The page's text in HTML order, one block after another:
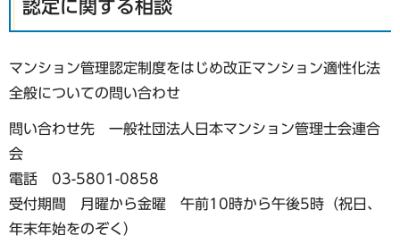
認定に関する相談
マンション管理認定制度をはじめ改正マンション適性化法
全般についての問い合わせ
問い合わせ先 一般社団法人日本マンション管理士会連合
会
電話 03-5801-0858
受付期間 月曜から金曜 午前10時から午後5時（祝日、
年末年始をのぞく）